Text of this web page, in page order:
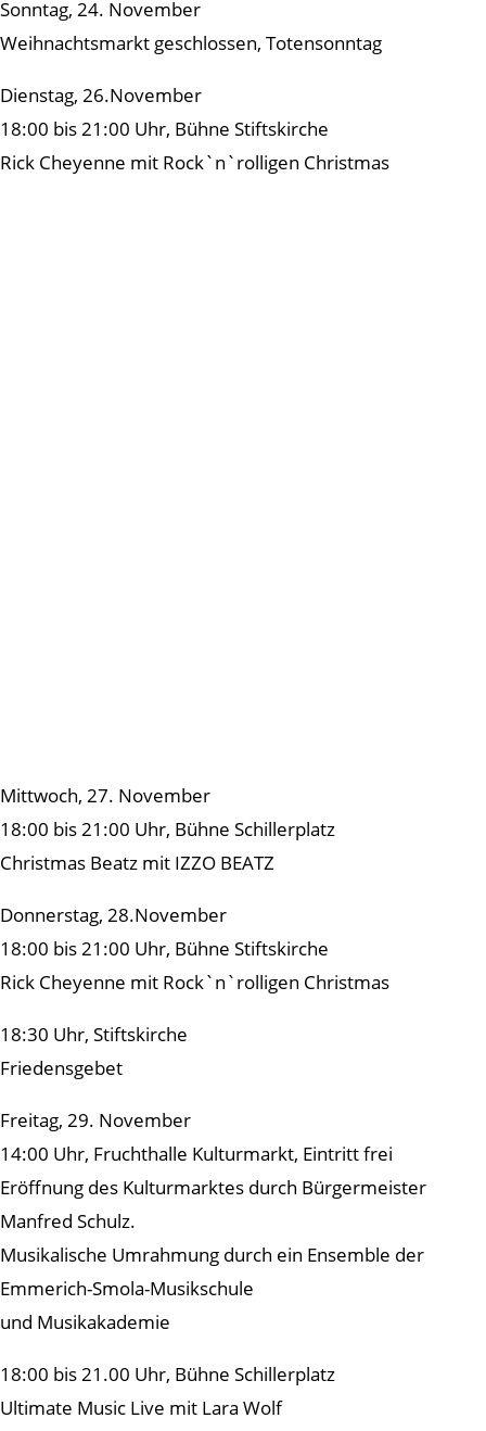
Sonntag, 24. November
Weihnachtsmarkt geschlossen, Totensonntag
Dienstag, 26.November
18:00 bis 21:00 Uhr, Bühne Stiftskirche
Rick Cheyenne mit Rock`n`rolligen Christmas
Mittwoch, 27. November
18:00 bis 21:00 Uhr, Bühne Schillerplatz
Christmas Beatz mit IZZO BEATZ
Donnerstag, 28.November
18:00 bis 21:00 Uhr, Bühne Stiftskirche
Rick Cheyenne mit Rock`n`rolligen Christmas
18:30 Uhr, Stiftskirche
Friedensgebet
Freitag, 29. November
14:00 Uhr, Fruchthalle Kulturmarkt, Eintritt frei
Eröffnung des Kulturmarktes durch Bürgermeister
Manfred Schulz.
Musikalische Umrahmung durch ein Ensemble der
Emmerich-Smola-Musikschule
und Musikakademie
18:00 bis 21.00 Uhr, Bühne Schillerplatz
Ultimate Music Live mit Lara Wolf